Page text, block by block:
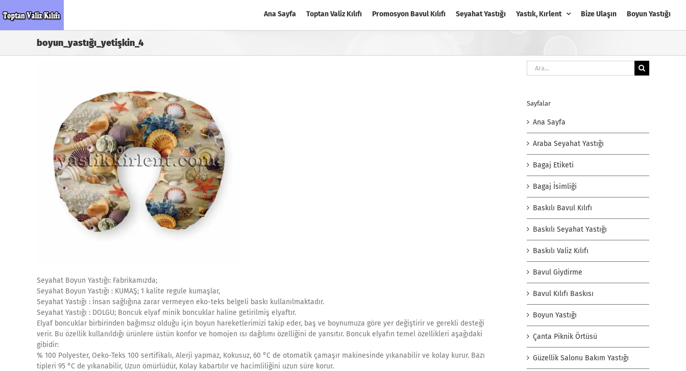
to
Ana Sayfa Toptan Valiz Kılıfı Promosyon Bavul Kılıfı Seyahat Yastığı Yastık, Kırlent Bize Ulaşın Boyun Yastığı
boyun_yastığı_yetişkin_4
Seyahat Boyun Yastığı: Fabrikamızda;
Seyahat Boyun Yastığı : KUMAŞ; 1 kalite regule kumaşlar,
Seyahat Yastığı : İnsan sağlığına zarar vermeyen eko-teks belgeli baskı kullanılmaktadır.
Seyahat Yastığı : DOLGU; Boncuk elyaf minik boncuklar haline getirilmiş elyaftır.
Elyaf boncuklar birbirinden bağımsız olduğu için boyun hareketlerimizi takip eder, baş ve boynumuza göre yer değiştirir ve gerekli desteği
verir. Bu özellik kullanıldığı ürünlere üstün konfor ve homojen ısı dağılımı özelliğini de yansıtır. Boncuk elyafın temel özellikleri aşağıdaki
gibidir:
% 100 Polyester, Oeko-Teks 100 sertifikalı, Alerji yapmaz, Kokusuz, 60 °C de otomatik çamaşır makinesinde yıkanabilir ve kolay kurur. Bazı
tipleri 95 °C de yıkanabilir, Uzun ömürlüdür, Kolay kabartılır ve hacimliliğini uzun süre korur.
Ara:
Sayfalar
Ana Sayfa
Araba Seyahat Yastığı
Bagaj Etiketi
Bagaj İsimliği
Baskılı Bavul Kılıfı
Baskılı Seyahat Yastığı
Baskılı Valiz Kılıfı
Bavul Giydirme
Bavul Kılıfı Baskısı
Boyun Yastığı
Çanta Piknik Örtüsü
Güzellik Salonu Bakım Yastığı